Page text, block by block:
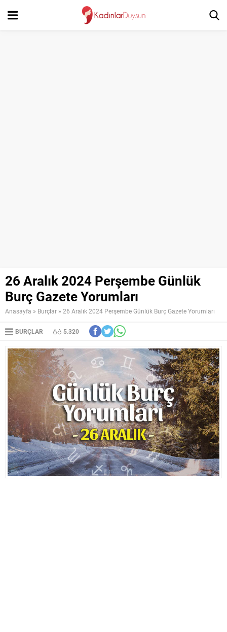
26 Aralık 2024 Perşembe Günlük
Burç Gazete Yorumları
Anasayfa » Burçlar » 26 Aralık 2024 Perşembe Günlük Burç Gazete Yorumları
BURÇLAR 5.320